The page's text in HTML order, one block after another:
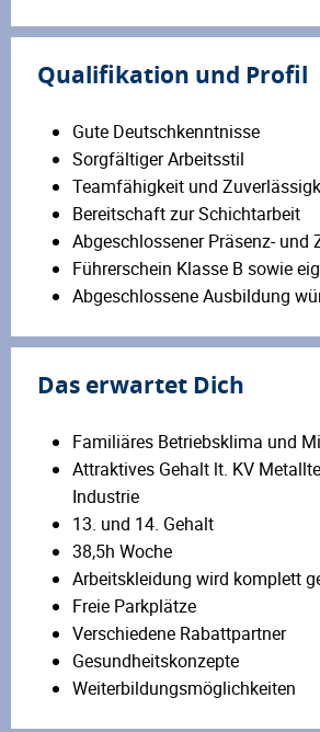
Qualifikation und Profil
Gute Deutschkenntnisse
Sorgfältiger Arbeitsstil
Teamfähigkeit und
Bereitschaft zur Schichtarbeit
Abgeschlossener Präsenz- und
Führerschein Klasse B sowie
Abgeschlossene Ausbildung
Das erwartet Dich
Familiäres Betriebsklima und
Attraktives Gehalt lt. KV
Industrie
13. und 14. Gehalt
38,5h Woche
Arbeitskleidung wird komplett
Freie Parkplätze
Verschiedene Rabattpartner
Gesundheitskonzepte
Weiterbildungsmöglichkeiten